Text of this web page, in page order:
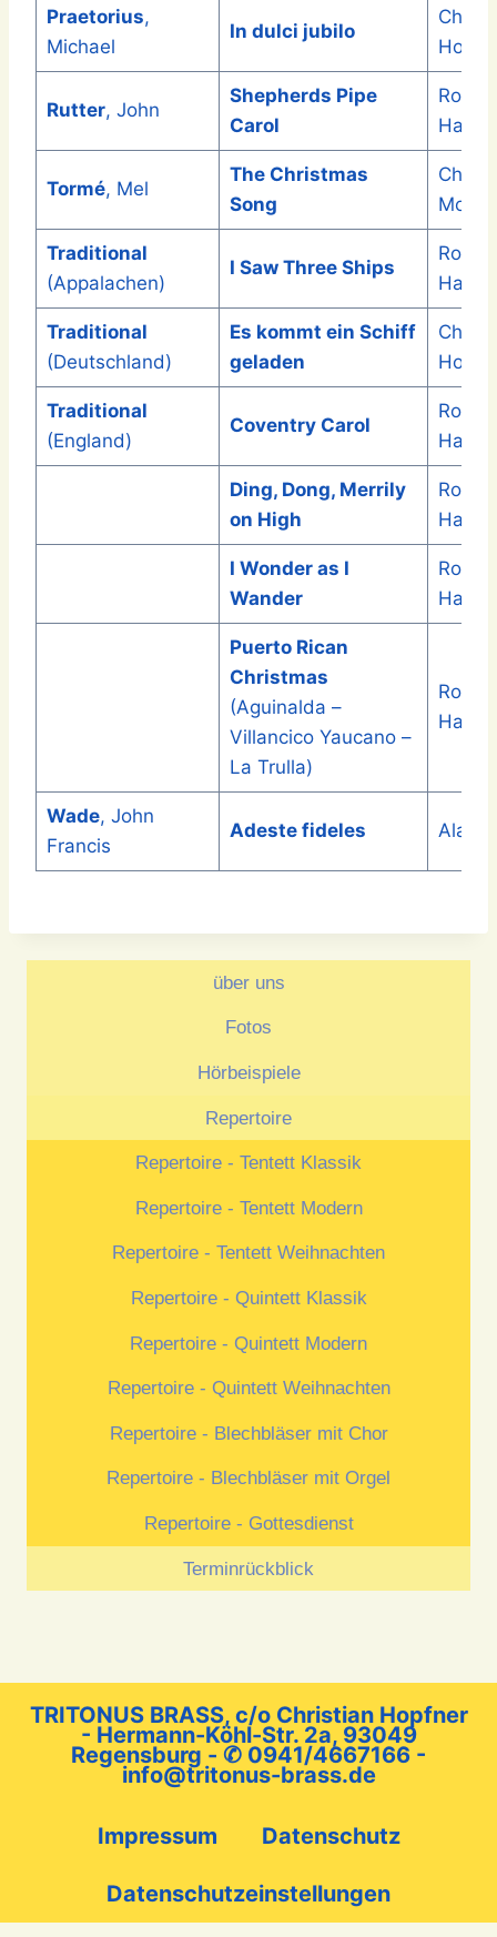
Praetorius,
Michael
In dulci jubilo
Rutter, John
Shepherds Pipe
Carol
Roger
Tormé, Mel
The Christmas
Song
Traditional
(Appalachen)
I Saw Three Ships
Roger
Traditional
(Deutschland)
Es kommt ein Schiff
geladen
Traditional
(England)
Coventry Carol
Roger
Ding, Dong, Merrily
on High
Roger
I Wonder as I
Wander
Roger
Puerto Rican
Christmas
(Aguinalda –
Villancico Yaucano –
La Trulla)
Roger
Wade, John
Francis
Adeste fideles Alan
über uns
Fotos
Hörbeispiele
Repertoire
Repertoire - Tentett Klassik
Repertoire - Tentett Modern
Repertoire - Tentett Weihnachten
Repertoire - Quintett Klassik
Repertoire - Quintett Modern
Repertoire - Quintett Weihnachten
Repertoire - Blechbläser mit Chor
Repertoire - Blechbläser mit Orgel
Repertoire - Gottesdienst
Terminrückblick
TRITONUS BRASS, c/o Christian Hopfner
- Hermann-Köhl-Str. 2a, 93049
Regensburg - ✆ 0941/4667166 -
info@tritonus-brass.de
Impressum Datenschutz
Datenschutzeinstellungen